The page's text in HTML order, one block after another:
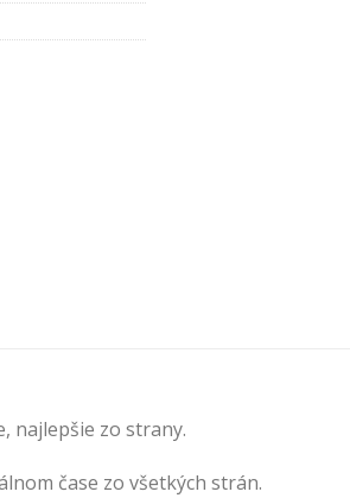
najlepšie zo strany.
čase zo všetkých strán.